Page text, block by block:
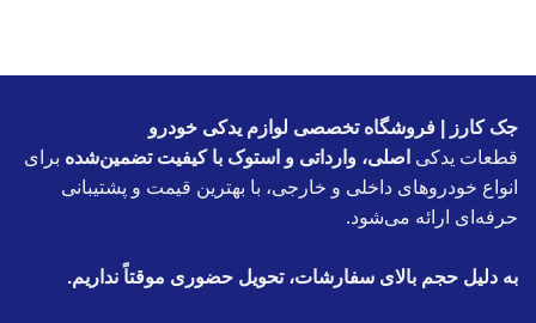
جک کارز | فروشگاه تخصصی لوازم یدکی خودرو
قطعات یدکی اصلی، وارداتی و استوک با کیفیت تضمین‌شده برای
انواع خودروهای داخلی و خارجی، با بهترین قیمت و پشتیبانی
حرفه‌ای ارائه می‌شود.
به دلیل حجم بالای سفارشات، تحویل حضوری موقتاً نداریم.